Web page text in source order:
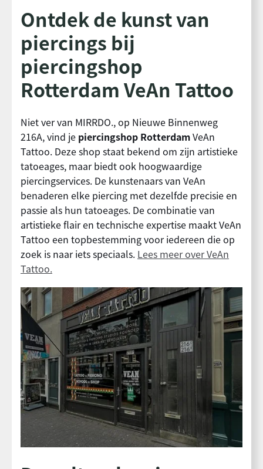
Ontdek de kunst van
piercings bij
piercingshop
Rotterdam VeAn Tattoo
Niet ver van MIRRDO., op Nieuwe Binnenweg
216A, vind je piercingshop RotterdamVeAn
Tattoo. Deze shop staat bekend om zijn artistieke
tatoeages, maar biedt ook hoogwaardige
piercingservices. De kunstenaars van VeAn
benaderen elke piercing met dezelfde precisie en
passie als hun tatoeages. De combinatie van
artistieke flair en technische expertise maakt VeAn
Tattoo een topbestemming voor iedereen die op
zoek is naar iets speciaals. Lees meer over VeAn
Tattoo.